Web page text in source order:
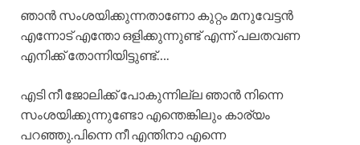
ഞാൻ സംശയിക്കുന്നതാണോ കുറ്റം മനുവേട്ടൻ
എന്നോട് എന്തോ ഒളിക്കുന്നുണ്ട് എന്ന് പലതവണ
എനിക്ക് തോന്നിയിട്ടുണ്ട്….
എടി നീ ജോലിക്ക് പോകുന്നില്ല ഞാൻ നിന്നെ
സംശയിക്കുന്നുണ്ടോ എന്തെങ്കിലും കാര്യം
പറഞ്ഞു.പിന്നെ നീ എന്തിനാ എന്നെ